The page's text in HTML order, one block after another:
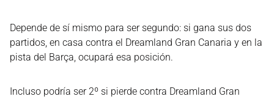
Depende de sí mismo para ser segundo: si gana sus dos
partidos, en casa contra el Dreamland Gran Canaria y en la
pista del Barça, ocupará esa posición.
Incluso podría ser 2º si pierde contra Dreamland Gran